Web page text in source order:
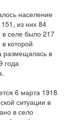
население
из них 84
в селе было 217
которой
размещалась в
года
6 марта 1918
ситуации в
в село